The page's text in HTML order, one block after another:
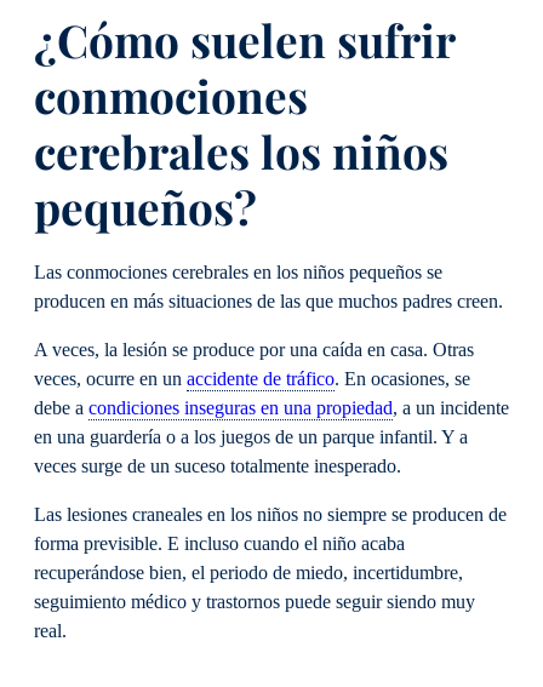
¿Cómo suelen sufrir
conmociones
cerebrales los niños
pequeños?
Las conmociones cerebrales en los niños pequeños se
producen en más situaciones de las que muchos padres creen.
A veces, la lesión se produce por una caída en casa. Otras
veces, ocurre en un accidente de tráfico. En ocasiones, se
debe a condiciones inseguras en una propiedad, a un incidente
en una guardería o a los juegos de un parque infantil. Y a
veces surge de un suceso totalmente inesperado.
Las lesiones craneales en los niños no siempre se producen de
forma previsible. E incluso cuando el niño acaba
recuperándose bien, el periodo de miedo, incertidumbre,
seguimiento médico y trastornos puede seguir siendo muy
real.